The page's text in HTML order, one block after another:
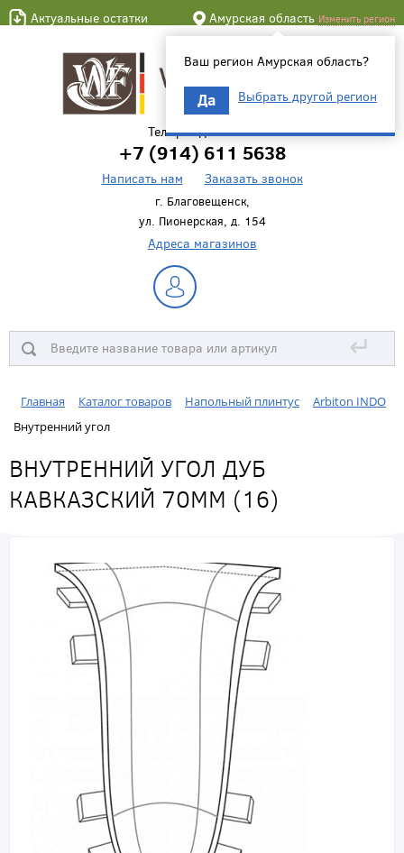
Актуальные остатки Амурская область Изменить регион
Ваш регион Амурская область?
Да Выбрать другой регион
Телефон для связи
+7 (914) 611 5638
Написать нам Заказать звонок
г. Благовещенск,
ул. Пионерская, д. 154
Адреса магазинов
↵
Главная Каталог товаров Напольный плинтус
Arbiton INDO
Внутренний угол
ВНУТРЕННИЙ УГОЛ ДУБ
КАВКАЗСКИЙ 70ММ (16)